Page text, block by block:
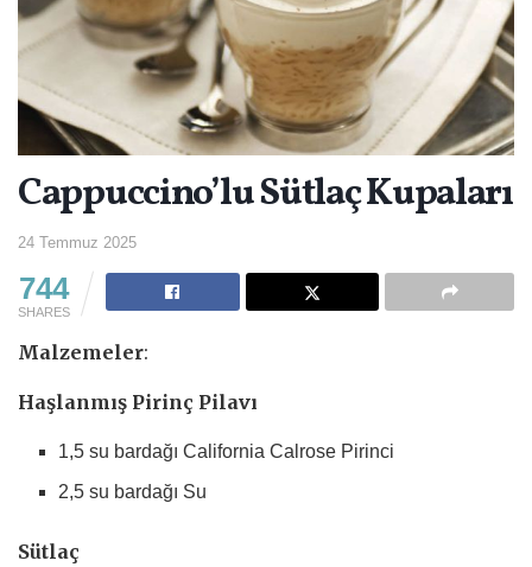
Cappuccino’lu Sütlaç Kupaları
24 Temmuz 2025
744
SHARES
Malzemeler:
Haşlanmış Pirinç Pilavı
1,5 su bardağı California Calrose Pirinci
2,5 su bardağı Su
Sütlaç